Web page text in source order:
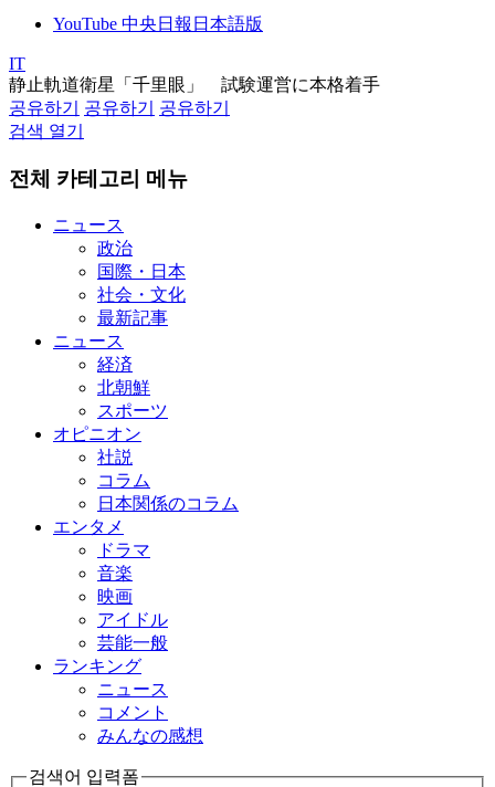
YouTube 中央日報日本語版
IT
静止軌道衛星「千里眼」 試験運営に本格着手
공유하기
공유하기
공유하기
검색 열기
전체 카테고리 메뉴
ニュース
政治
国際・日本
社会・文化
最新記事
ニュース
経済
北朝鮮
スポーツ
オピニオン
社説
コラム
日本関係のコラム
エンタメ
ドラマ
音楽
映画
アイドル
芸能一般
ランキング
ニュース
コメント
みんなの感想
검색어 입력폼